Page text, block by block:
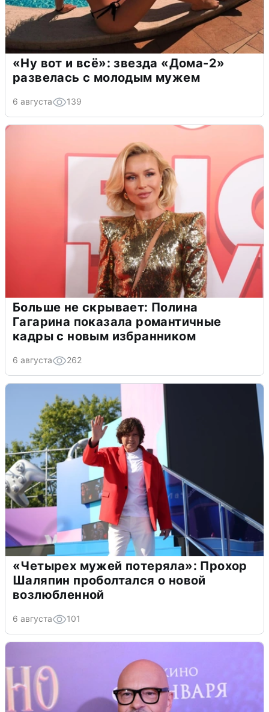
«Ну вот и всё»: звезда «Дома-2»
развелась с молодым мужем
6 августа 139
Больше не скрывает: Полина
Гагарина показала романтичные
кадры с новым избранником
6 августа 262
«Четырех мужей потеряла»: Прохор
Шаляпин проболтался о новой
возлюбленной
6 августа 101